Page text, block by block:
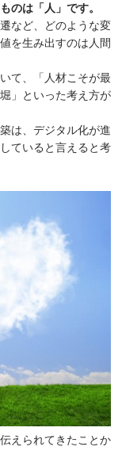
のは「人」です。
など、どのような変
を生み出すのは人間
て、「人材こそが最
」といった考え方が
は、デジタル化が進
ていると言えると考
えられてきたことか